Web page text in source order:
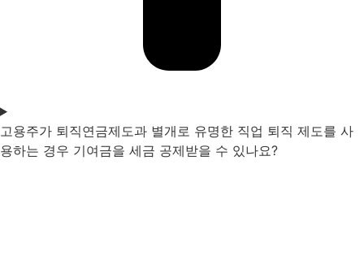
고용주가 퇴직연금제도과 별개로 유명한 직업 퇴직 제도를 사
용하는 경우 기여금을 세금 공제받을 수 있나요?